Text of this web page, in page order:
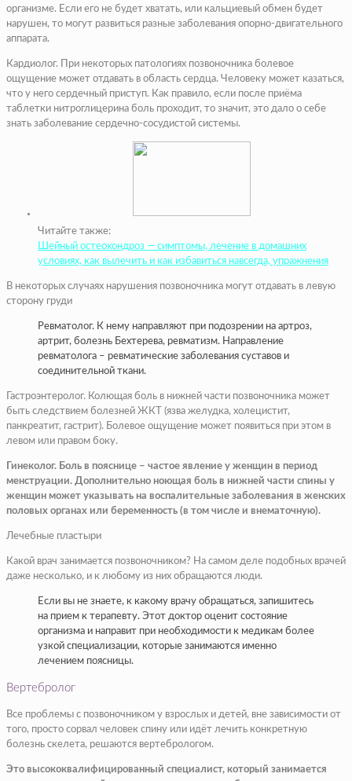
организме. Если его не будет хватать, или кальциевый обмен будет
нарушен, то могут развиться разные заболевания опорно-двигательного
аппарата.
Кардиолог. При некоторых патологиях позвоночника болевое
ощущение может отдавать в область сердца. Человеку может казаться,
что у него сердечный приступ. Как правило, если после приёма
таблетки нитроглицерина боль проходит, то значит, это дало о себе
знать заболевание сердечно-сосудистой системы.
Читайте также:
Шейный остеохондроз — симптомы, лечение в домашних
условиях, как вылечить и как избавиться навсегда, упражнения
В некоторых случаях нарушения позвоночника могут отдавать в левую
сторону груди
Ревматолог. К нему направляют при подозрении на артроз,
артрит, болезнь Бехтерева, ревматизм. Направление
ревматолога – ревматические заболевания суставов и
соединительной ткани.
Гастроэнтеролог. Колющая боль в нижней части позвоночника может
быть следствием болезней ЖКТ (язва желудка, холецистит,
панкреатит, гастрит). Болевое ощущение может появиться при этом в
левом или правом боку.
Гинеколог. Боль в пояснице – частое явление у женщин в период
менструации. Дополнительно ноющая боль в нижней части спины у
женщин может указывать на воспалительные заболевания в женских
половых органах или беременность (в том числе и внематочную).
Лечебные пластыри
Какой врач занимается позвоночником? На самом деле подобных врачей
даже несколько, и к любому из них обращаются люди.
Если вы не знаете, к какому врачу обращаться, запишитесь
на прием к терапевту. Этот доктор оценит состояние
организма и направит при необходимости к медикам более
узкой специализации, которые занимаются именно
лечением поясницы.
Вертебролог
Все проблемы с позвоночником у взрослых и детей, вне зависимости от
того, просто сорвал человек спину или идёт лечить конкретную
болезнь скелета, решаются вертебрологом.
Это высококвалифицированный специалист, который занимается